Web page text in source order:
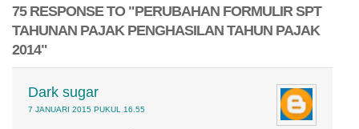
75 RESPONSE TO "PERUBAHAN FORMULIR SPT
TAHUNAN PAJAK PENGHASILAN TAHUN PAJAK
2014"
Dark sugar
7 JANUARI 2015 PUKUL 16.55